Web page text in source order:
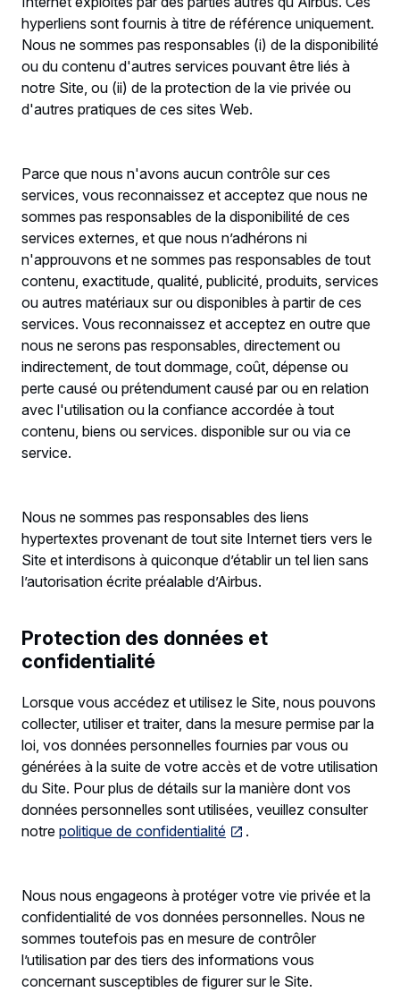
hyperliens sont fournis à titre de référence uniquement.
Nous ne sommes pas responsables (i) de la disponibilité
ou du contenu d'autres services pouvant être liés à
notre Site, ou (ii) de la protection de la vie privée ou
d'autres pratiques de ces sites Web.
Parce que nous n'avons aucun contrôle sur ces
services, vous reconnaissez et acceptez que nous ne
sommes pas responsables de la disponibilité de ces
services externes, et que nous n’adhérons ni
n'approuvons et ne sommes pas responsables de tout
contenu, exactitude, qualité, publicité, produits, services
ou autres matériaux sur ou disponibles à partir de ces
services. Vous reconnaissez et acceptez en outre que
nous ne serons pas responsables, directement ou
indirectement, de tout dommage, coût, dépense ou
perte causé ou prétendument causé par ou en relation
avec l'utilisation ou la confiance accordée à tout
contenu, biens ou services. disponible sur ou via ce
service.
Nous ne sommes pas responsables des liens
hypertextes provenant de tout site Internet tiers vers le
Site et interdisons à quiconque d’établir un tel lien sans
l’autorisation écrite préalable d’Airbus.
Protection des données et
confidentialité
Lorsque vous accédez et utilisez le Site, nous pouvons
collecter, utiliser et traiter, dans la mesure permise par la
loi, vos données personnelles fournies par vous ou
générées à la suite de votre accès et de votre utilisation
du Site. Pour plus de détails sur la manière dont vos
données personnelles sont utilisées, veuillez consulter
notre politique de confidentialité .
Nous nous engageons à protéger votre vie privée et la
confidentialité de vos données personnelles. Nous ne
sommes toutefois pas en mesure de contrôler
l’utilisation par des tiers des informations vous
concernant susceptibles de figurer sur le Site.